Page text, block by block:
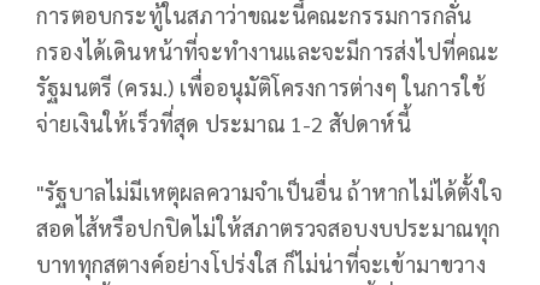
การตอบกระทู้ในสภาว่าขณะนี้คณะกรรมการกลั่น
กรองได้เดินหน้าที่จะทำงานและจะมีการส่งไปที่คณะ
รัฐมนตรี (ครม.) เพื่ออนุมัติโครงการต่างๆ ในการใช้
จ่ายเงินให้เร็วที่สุด ประมาณ 1-2 สัปดาห์นี้
"รัฐบาลไม่มีเหตุผลความจำเป็นอื่น ถ้าหากไม่ได้ตั้งใจ
สอดไส้หรือปกปิดไม่ให้สภาตรวจสอบงบประมาณทุก
บาททุกสตางค์อย่างโปร่งใส ก็ไม่น่าที่จะเข้ามาขวาง